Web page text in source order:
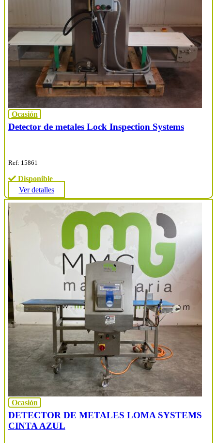
Ocasión
Detector de metales Lock Inspection Systems
Ref: 15861
Disponible
Ver detalles
Ocasión
DETECTOR DE METALES LOMA SYSTEMS
CINTA AZUL